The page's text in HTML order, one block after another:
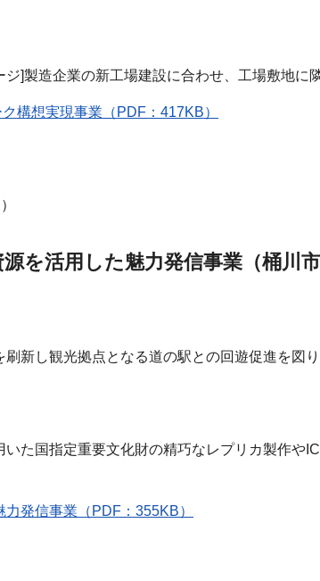
ジ]製造企業の新工場建設に合わせ、工場敷地
構想実現事業（PDF：417KB）
源を活用した魅力発信事業（桶川市
新し観光拠点となる道の駅との回遊促進を図
いた国指定重要文化財の精巧なレプリカ製作や
発信事業（PDF：355KB）